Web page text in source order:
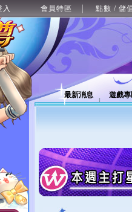
入 會員特區 點數 / 儲
最新消息 遊戲